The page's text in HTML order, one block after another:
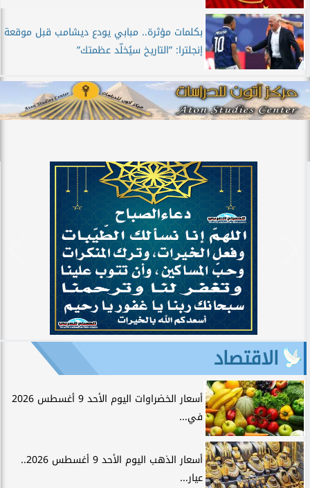
بكلمات مؤثرة.. مبابي يودع ديشامب قبل موقعة
إنجلترا: ”التاريخ سيُخلّد عظمتك”
الاقتصاد
أسعار الخضراوات اليوم الأحد 9 أغسطس 2026
في...
أسعار الذهب اليوم الأحد 9 أغسطس 2026..
عيار...